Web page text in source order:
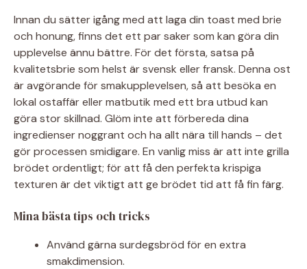
Innan du sätter igång med att laga din toast med brie
och honung, finns det ett par saker som kan göra din
upplevelse ännu bättre. För det första, satsa på
kvalitetsbrie som helst är svensk eller fransk. Denna ost
är avgörande för smakupplevelsen, så att besöka en
lokal ostaffär eller matbutik med ett bra utbud kan
göra stor skillnad. Glöm inte att förbereda dina
ingredienser noggrant och ha allt nära till hands – det
gör processen smidigare. En vanlig miss är att inte grilla
brödet ordentligt; för att få den perfekta krispiga
texturen är det viktigt att ge brödet tid att få fin färg.
Mina bästa tips och tricks
Använd gärna surdegsbröd för en extra
smakdimension.